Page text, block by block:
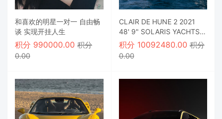
和喜欢的明星一对一 自由畅
谈 实现开挂人生
积分 990000.00 积分
0.00
CLAIR DE HUNE 2 2021
48' 9" SOLARIS YACHTS
机动游艇
积分 10092480.00积分
0.00